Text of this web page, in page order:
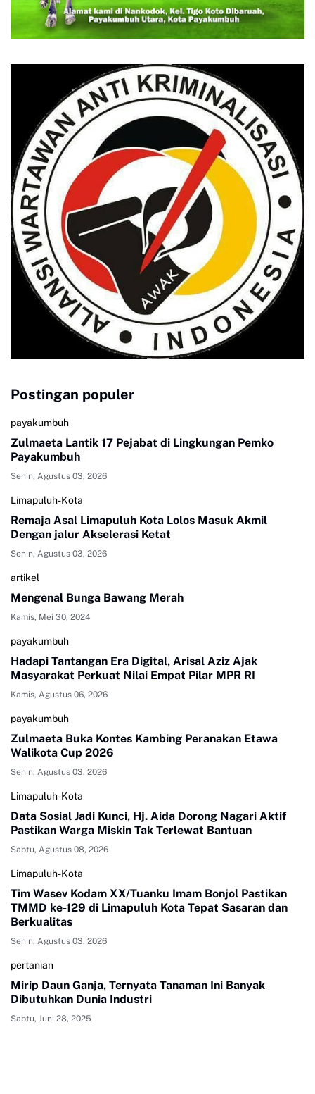
Postingan populer
payakumbuh
Zulmaeta Lantik 17 Pejabat di Lingkungan Pemko
Payakumbuh
Senin, Agustus 03, 2026
Limapuluh-Kota
Remaja Asal Limapuluh Kota Lolos Masuk Akmil
Dengan jalur Akselerasi Ketat
Senin, Agustus 03, 2026
artikel
Mengenal Bunga Bawang Merah
Kamis, Mei 30, 2024
payakumbuh
Hadapi Tantangan Era Digital, Arisal Aziz Ajak
Masyarakat Perkuat Nilai Empat Pilar MPR RI
Kamis, Agustus 06, 2026
payakumbuh
Zulmaeta Buka Kontes Kambing Peranakan Etawa
Walikota Cup 2026
Senin, Agustus 03, 2026
Limapuluh-Kota
Data Sosial Jadi Kunci, Hj. Aida Dorong Nagari Aktif
Pastikan Warga Miskin Tak Terlewat Bantuan
Sabtu, Agustus 08, 2026
Limapuluh-Kota
Tim Wasev Kodam XX/Tuanku Imam Bonjol Pastikan
TMMD ke-129 di Limapuluh Kota Tepat Sasaran dan
Berkualitas
Senin, Agustus 03, 2026
pertanian
Mirip Daun Ganja, Ternyata Tanaman Ini Banyak
Dibutuhkan Dunia Industri
Sabtu, Juni 28, 2025